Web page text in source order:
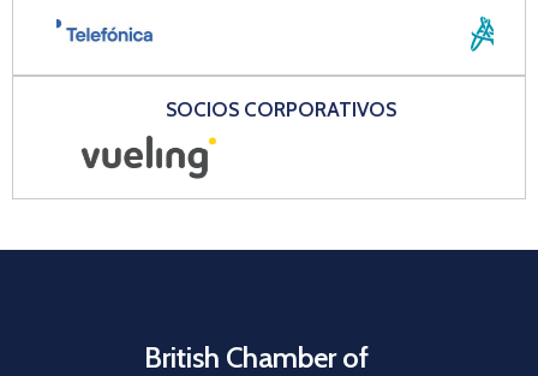
SOCIOS CORPORATIVOS
British Chamber of